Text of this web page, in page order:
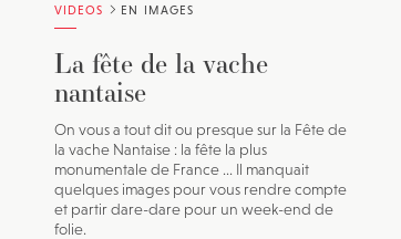
VIDEOS EN IMAGES
La fête de la vache
nantaise
On vous a tout dit ou presque sur la Fête de
la vache Nantaise : la fête la plus
monumentale de France ... Il manquait
quelques images pour vous rendre compte
et partir dare-dare pour un week-end de
folie.